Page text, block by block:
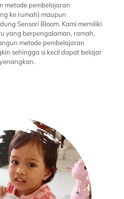
metode pembelajaran
ke rumah) maupun
Sensori Bloom. Kami memiliki
yang berpengalaman, ramah,
metode pembelajaran
sehingga si kecil dapat belajar